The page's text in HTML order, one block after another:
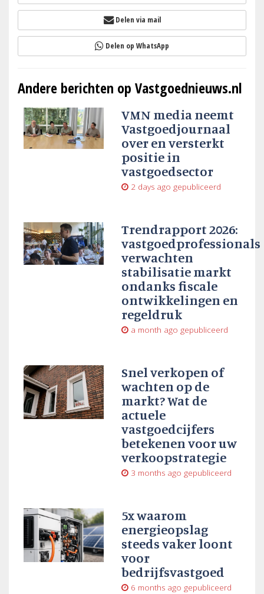
Delen via mail
Delen op WhatsApp
Andere berichten op Vastgoednieuws.nl
VMN media neemt
Vastgoedjournaal
over en versterkt
positie in
vastgoedsector
2 days ago gepubliceerd
Trendrapport 2026:
vastgoedprofessionals
verwachten
stabilisatie markt
ondanks fiscale
ontwikkelingen en
regeldruk
a month ago gepubliceerd
Snel verkopen of
wachten op de
markt? Wat de
actuele
vastgoedcijfers
betekenen voor uw
verkoopstrategie
3 months ago gepubliceerd
5x waarom
energieopslag
steeds vaker loont
voor
bedrijfsvastgoed
6 months ago gepubliceerd